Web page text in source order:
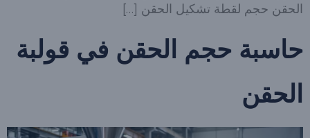
الحقن حجم لقطة تشكيل الحقن […]
حاسبة حجم الحقن في قولبة
الحقن